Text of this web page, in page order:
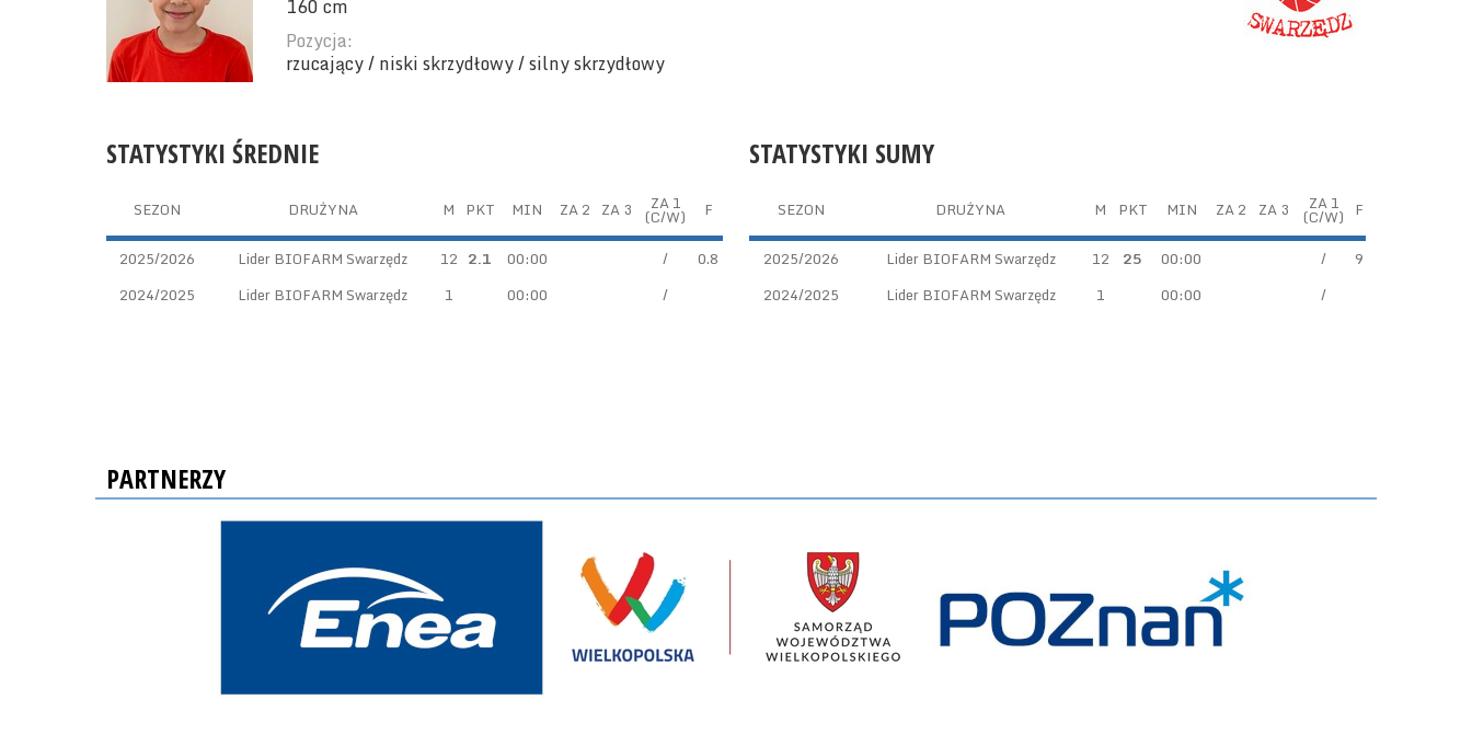
160 cm
Pozycja:
rzucający / niski skrzydłowy / silny skrzydłowy
STATYSTYKI SUMY
SEZON DRUŻYNA M PKT MIN ZA 2 ZA 3 ZA 1
(C/W) F
2025/2026 Lider BIOFARM Swarzędz 12 25 00:00 /
9
2024/2025
Lider BIOFARM Swarzędz 1 00:00 /
STATYSTYKI ŚREDNIE
SEZON DRUŻYNA M PKT MIN ZA 2 ZA 3 ZA 1
(C/W) F
2025/2026 Lider BIOFARM Swarzędz 12 2.1 00:00 /
0.8
2024/2025
Lider BIOFARM Swarzędz 1 00:00 /
PARTNERZY